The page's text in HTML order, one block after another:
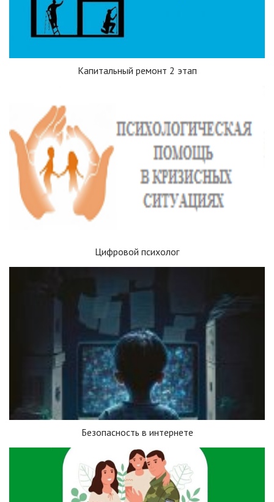
Капитальный ремонт 2 этап
Цифровой психолог
Безопасность в интернете